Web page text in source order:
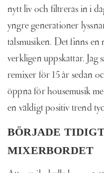
nytt liv och filtreras in i
yngre generationer
talsmusiken. Det finns
verkligen uppskattar. Jag
remixer för 15 år sedan
öppna för housemusik
en väldigt positiv trend
BÖRJADE
MIXERBORDET